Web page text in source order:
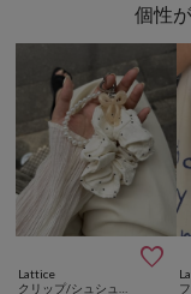
個性

Lattice